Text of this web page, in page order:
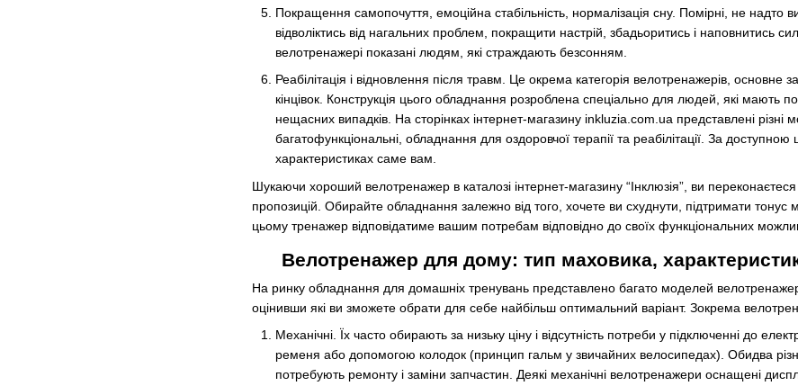
Покращення самопочуття, емоційна стабільність, нормалізація сну. Помірні, не надто
відволіктись від нагальних проблем, покращити настрій, збадьоритись і наповнитись
велотренажері показані людям, які страждають безсонням.
Реабілітація і відновлення після травм. Це окрема категорія велотренажерів,
кінцівок. Конструкція цього обладнання розроблена спеціально для людей, які мають
нещасних випадків. На сторінках інтернет-магазину inkluzia.com.ua представлені різні
багатофункціональні, обладнання для оздоровчої терапії та реабілітації. За
характеристиках саме вам.
Шукаючи хороший велотренажер в каталозі інтернет-магазину “Інклюзія”, ви
пропозицій. Обирайте обладнання залежно від того, хочете ви схуднути, підтримати тонус
цьому тренажер відповідатиме вашим потребам відповідно до своїх функціональних
Велотренажер для дому: тип маховика,
На ринку обладнання для домашніх тренувань представлено багато моделей
оцінивши які ви зможете обрати для себе найбільш оптимальний варіант. Зокрема
Механічні. Їх часто обирають за низьку ціну і відсутність потреби у підключенні до
ременя або допомогою колодок (принцип гальм у звичайних велосипедах). Обидва
потребують ремонту і заміни запчастин. Деякі механічні велотренажери оснащені